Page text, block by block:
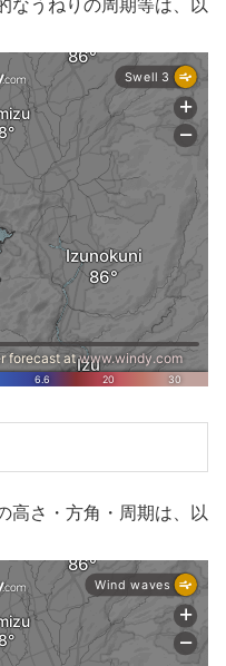
なうねりの周期等は、以
高さ・方角・周期は、以